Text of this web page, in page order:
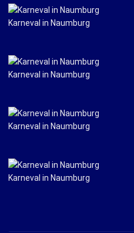
Karneval in Naumburg
Karneval in Naumburg
Karneval in Naumburg
Karneval in Naumburg